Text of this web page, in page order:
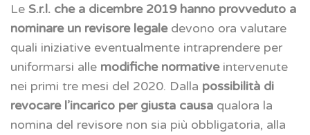
Le S.r.l. che a dicembre 2019 hanno provveduto a
nominare un revisore legaledevono ora valutare
quali iniziative eventualmente intraprendere per
uniformarsi alle modifiche normativeintervenute
nei primi tre mesi del 2020. Dalla possibilità di
revocare l’incarico per giusta causa qualora la
nomina del revisore non sia più obbligatoria, alla